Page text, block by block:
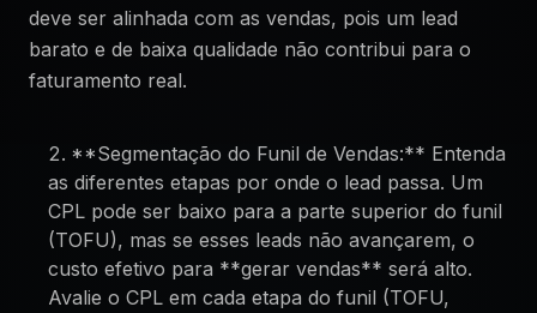
deve ser alinhada com as vendas, pois um lead
barato e de baixa qualidade não contribui para o
faturamento real.
**Segmentação do Funil de Vendas:** Entenda
as diferentes etapas por onde o lead passa. Um
CPL pode ser baixo para a parte superior do funil
(TOFU), mas se esses leads não avançarem, o
custo efetivo para **gerar vendas** será alto.
Avalie o CPL em cada etapa do funil (TOFU,